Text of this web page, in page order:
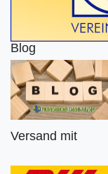
Blog
Versand mit